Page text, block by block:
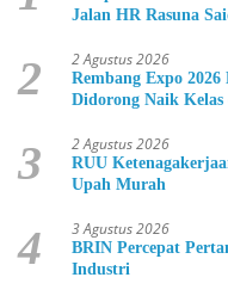
Jalan HR Rasuna
2 2 Agustus 2026
Rembang Expo
Didorong Naik Kelas
3 2 Agustus 2026
RUU
Upah Murah
4 3 Agustus 2026
BRIN Percepat
Industri